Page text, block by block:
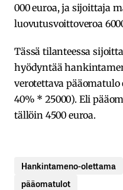
000 euroa, ja sijoittaja
luovutusvoittoveroa
Tässä tilanteessa
hyödyntää
verotettava pääomatulo
40% * 25000). Eli
tällöin 4500 euroa.
Hankintameno-olettama
pääomatulot